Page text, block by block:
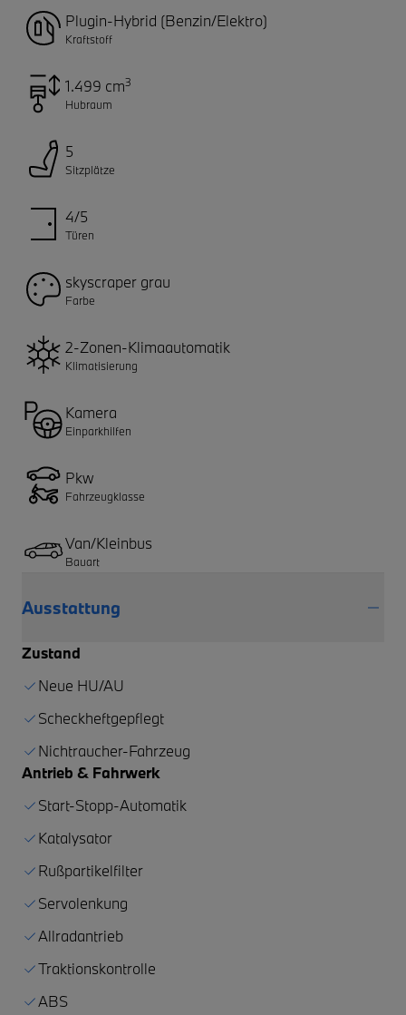
Plugin-Hybrid (Benzin/Elektro)
Kraftstoff
1.499 cm3
Hubraum
5
Sitzplätze
4/5
Türen
skyscraper grau
Farbe
2-Zonen-Klimaautomatik
Klimatisierung
Kamera
Einparkhilfen
Pkw
Fahrzeugklasse
Van/Kleinbus
Bauart
Ausstattung
Zustand
Neue HU/AU
Scheckheftgepflegt
Nichtraucher-Fahrzeug
Antrieb & Fahrwerk
Start-Stopp-Automatik
Katalysator
Rußpartikelfilter
Servolenkung
Allradantrieb
Traktionskontrolle
ABS